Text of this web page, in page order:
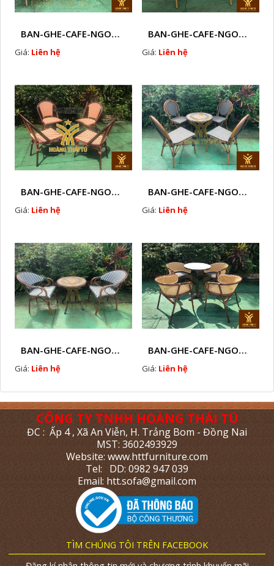
BAN-GHE-CAFE-NGOAI-TROI-J3
Giá: Liên hệ
BAN-GHE-CAFE-NGOAI-TROI-J1
Giá: Liên hệ
BAN-GHE-CAFE-NGOAI-TROI-J2
Giá: Liên hệ
BAN-GHE-CAFE-NGOAI-TROI-J4
Giá: Liên hệ
BAN-GHE-CAFE-NGOAI-TROI-J5
Giá: Liên hệ
BAN-GHE-CAFE-NGOAI-TROI-J6
Giá: Liên hệ
CÔNG TY TNHH HOÀNG THÁI TÚ
ĐC : Ấp 4 , Xã An Viễn, H. Trảng Bom - Đồng Nai
MST: 3602493929
Website: www.httfurniture.com
Tel: DD: 0982 947 039
Email: htt.sofa@gmail.com
TÌM CHÚNG TÔI TRÊN FACEBOOK